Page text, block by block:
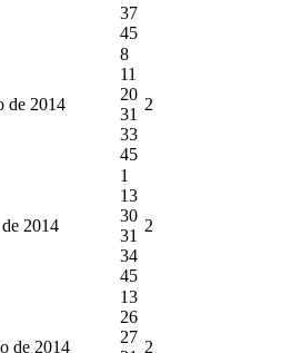
37
45
de 2014
8
11
20
31
33
45
2
2014
1
13
30
31
34
45
2
de 2014
13
26
27
2